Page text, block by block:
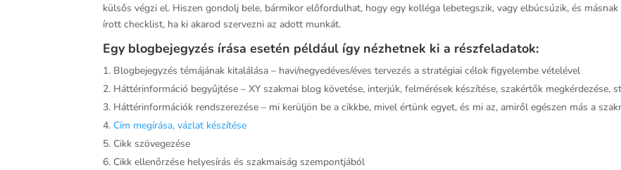
külsős végzi el. Hiszen gondolj bele, bármikor előfordulhat, hogy egy kolléga lebetegszik, vagy elbúcsúzik, és
írott checklist, ha ki akarod szervezni az adott munkát.
Egy blogbejegyzés írása esetén például így nézhetnek ki a részfeladatok:
Blogbejegyzés témájának kitalálása – havi/negyedéves/éves tervezés a stratégiai célok figyelembe vételével
Háttérinformáció begyűjtése – XY szakmai blog követése, interjúk, felmérések készítése, szakértők megkérdezése,
Háttérinformációk rendszerezése – mi kerüljön be a cikkbe, mivel értünk egyet, és mi az, amiről egészen más a
Cím megírása, vázlat készítése
Cikk szövegezése
Cikk ellenőrzése helyesírás és szakmaiság szempontjából